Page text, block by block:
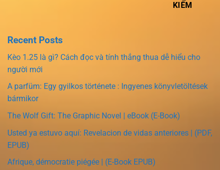
KIẾM
Recent Posts
Kèo 1.25 là gì? Cách đọc và tính thắng thua dễ hiểu cho
người mới
A parfüm: Egy gyilkos története : Ingyenes könyvletöltések
bármikor
The Wolf Gift: The Graphic Novel | eBook (E-Book)
Usted ya estuvo aquí: Revelacion de vidas anteriores | (PDF,
EPUB)
Afrique, démocratie piégée | (E-Book EPUB)